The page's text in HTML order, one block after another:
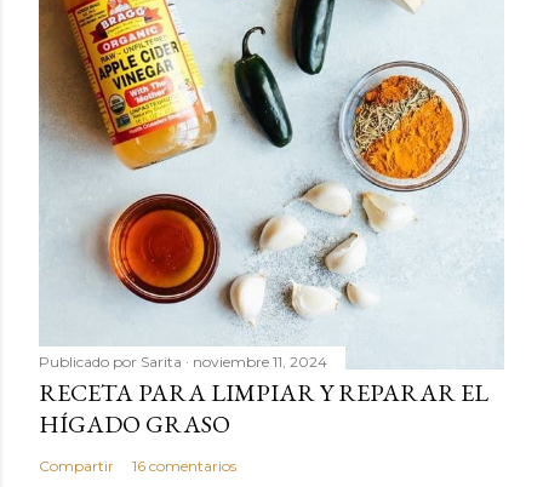
Publicado por Sarita noviembre 11, 2024
RECETA PARA LIMPIAR Y REPARAR EL
HÍGADO GRASO
Compartir 16 comentarios